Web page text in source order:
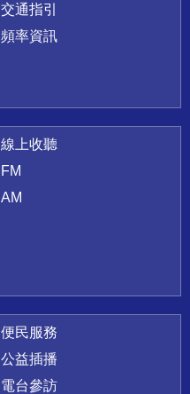
交通指引
頻率資訊
線上收聽
FM
AM
便民服務
公益插播
電台參訪